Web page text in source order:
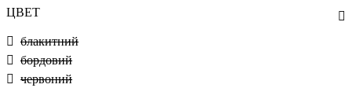
ЦВЕТ
блакитний
бордовий
червоний